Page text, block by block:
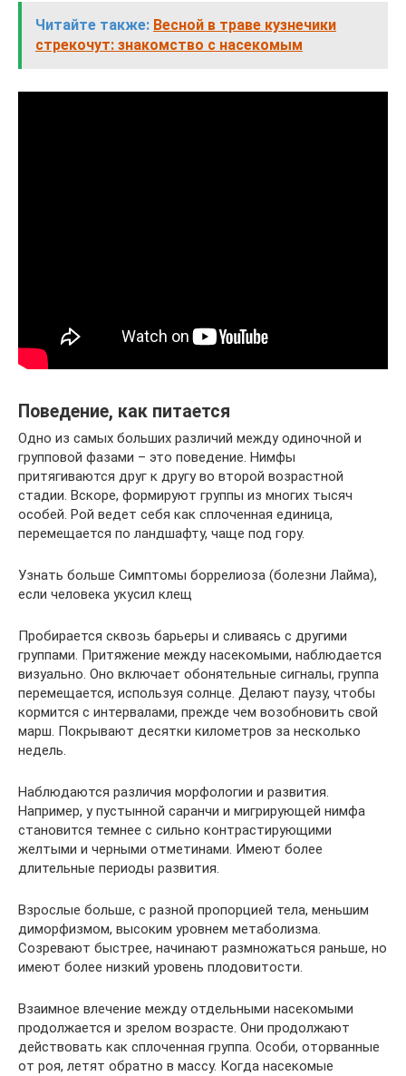
Читайте также: Весной в траве кузнечики
стрекочут: знакомство с насекомым
Поведение, как питается
Одно из самых больших различий между одиночной и
групповой фазами – это поведение. Нимфы
притягиваются друг к другу во второй возрастной
стадии. Вскоре, формируют группы из многих тысяч
особей. Рой ведет себя как сплоченная единица,
перемещается по ландшафту, чаще под гору.
Узнать больше Симптомы боррелиоза (болезни Лайма),
если человека укусил клещ
Пробирается сквозь барьеры и сливаясь с другими
группами. Притяжение между насекомыми, наблюдается
визуально. Оно включает обонятельные сигналы, группа
перемещается, используя солнце. Делают паузу, чтобы
кормится с интервалами, прежде чем возобновить свой
марш. Покрывают десятки километров за несколько
недель.
Наблюдаются различия морфологии и развития.
Например, у пустынной саранчи и мигрирующей нимфа
становится темнее с сильно контрастирующими
желтыми и черными отметинами. Имеют более
длительные периоды развития.
Взрослые больше, с разной пропорцией тела, меньшим
диморфизмом, высоким уровнем метаболизма.
Созревают быстрее, начинают размножаться раньше, но
имеют более низкий уровень плодовитости.
Взаимное влечение между отдельными насекомыми
продолжается и зрелом возрасте. Они продолжают
действовать как сплоченная группа. Особи, оторванные
от роя, летят обратно в массу. Когда насекомые